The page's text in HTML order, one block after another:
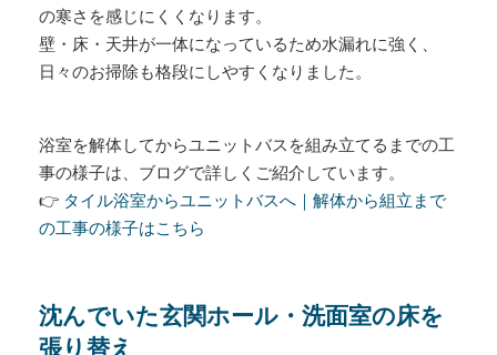
の寒さを感じにくくなります。
壁・床・天井が一体になっているため水漏れに強く、
日々のお掃除も格段にしやすくなりました。
浴室を解体してからユニットバスを組み立てるまでの工
事の様子は、ブログで詳しくご紹介しています。
👉 タイル浴室からユニットバスへ｜解体から組立まで
の工事の様子はこちら
沈んでいた玄関ホール・洗面室の床を
張り替え